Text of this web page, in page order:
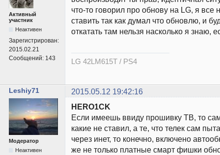
Активный
участник
Неактивен
Зарегистрирован:
2015.02.21
Сообщений: 143
что-то говорил про обнову на LG, я все
ставить так как думал что обновлю, и
откатать там нельзя насколько я знаю,
LG 42LM615T / PS4
Leshiy71 2015.05.12 19:42:16
Модератор
Неактивен
HERO1CK
Если имеешь ввиду прошивку ТВ, то
какие не ставил, а те, что телек сам
через инет, то конечно, включено
же не только платные смарт фишки